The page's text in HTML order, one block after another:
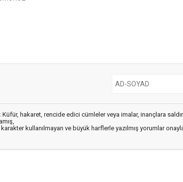
Küfür, hakaret, rencide edici cümleler veya imalar, inançlara
kullanılmayan ve büyük harflerle yazılmış yorumlar